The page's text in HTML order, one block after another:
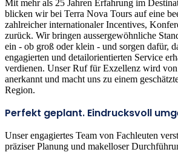
Mit mehr als 25 Jahren Erfahrung im
blicken wir bei Terra Nova Tours auf eine
zahlreicher internationaler Incentives,
zurück. Wir bringen aussergewöhnliche
ein - ob groß oder klein - und sorgen dafür,
engagierten und detailorientierten Service
verdienen. Unser Ruf für Exzellenz wird
anerkannt und macht uns zu einem
Region.
Perfekt geplant. Eindrucksvoll
Unser engagiertes Team von Fachleuten
präziser Planung und makelloser